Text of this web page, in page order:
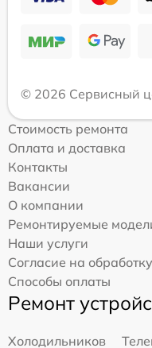
© 2026 Сервисный
Стоимость ремонта
Оплата и доставка
Контакты
Вакансии
О компании
Ремонтируемые
Наши услуги
Согласие на
Способы оплаты
Ремонт
Холодильников